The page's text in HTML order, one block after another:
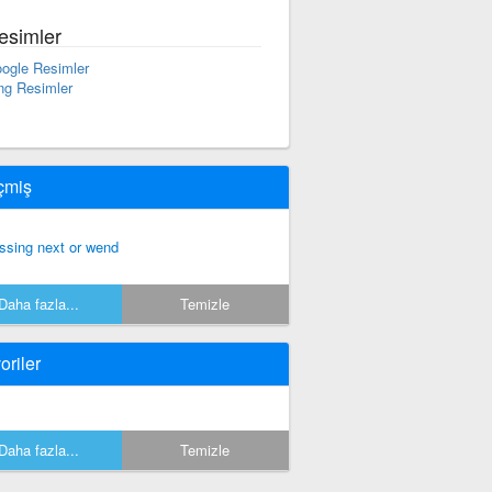
Resimler
Resimler
next or wend
Daha fazla... Temizle
Daha fazla... Temizle